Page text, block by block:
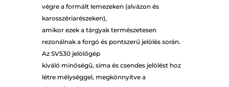
végre a formált lemezeken (alvázon és
karosszériarészeken),
amikor ezek a tárgyak természetesen
rezonálnak a forgó és pontszerű jelölés során.
Az SV530 jelölőgép
kiváló minőségű, sima és csendes jelölést hoz
létre mélységgel, megkönnyítve a